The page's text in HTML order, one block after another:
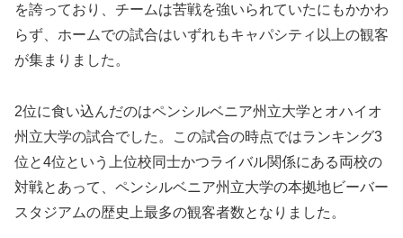
を誇っており、チームは苦戦を強いられていたにもかかわ
らず、ホームでの試合はいずれもキャパシティ以上の観客
が集まりました。
2位に食い込んだのはペンシルベニア州立大学とオハイオ
州立大学の試合でした。この試合の時点ではランキング3
位と4位という上位校同士かつライバル関係にある両校の
対戦とあって、ペンシルベニア州立大学の本拠地ビーバー
スタジアムの歴史上最多の観客者数となりました。